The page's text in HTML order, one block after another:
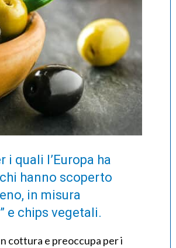
quali l’Europa ha
hanno scoperto
in misura
e chips vegetali.
cottura e preoccupa per i